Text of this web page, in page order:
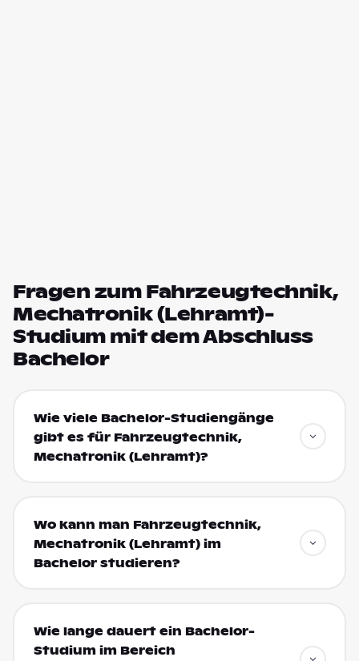
Fragen zum Fahrzeugtechnik,
Mechatronik (Lehramt)-
Studium mit dem Abschluss
Bachelor
Wie viele Bachelor-Studiengänge
gibt es für Fahrzeugtechnik,
Mechatronik (Lehramt)?
Wo kann man Fahrzeugtechnik,
Mechatronik (Lehramt) im
Bachelor studieren?
Wie lange dauert ein Bachelor-
Studium im Bereich